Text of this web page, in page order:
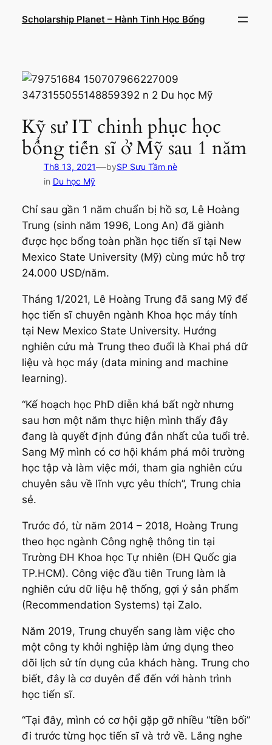
dung
Scholarship Planet – Hành Tinh Học Bổng
Kỹ sư IT chinh phục học
bổng tiến sĩ ở Mỹ sau 1 năm
Th8 13, 2021—bySP Sưu Tầm nè
in Du học Mỹ
Chỉ sau gần 1 năm chuẩn bị hồ sơ, Lê Hoàng
Trung (sinh năm 1996, Long An) đã giành
được học bổng toàn phần học tiến sĩ tại New
Mexico State University (Mỹ) cùng mức hỗ trợ
24.000 USD/năm.
Tháng 1/2021, Lê Hoàng Trung đã sang Mỹ để
học tiến sĩ chuyên ngành Khoa học máy tính
tại New Mexico State University. Hướng
nghiên cứu mà Trung theo đuổi là Khai phá dữ
liệu và học máy (data mining and machine
learning).
“Kế hoạch học PhD diễn khá bất ngờ nhưng
sau hơn một năm thực hiện mình thấy đây
đang là quyết định đúng đắn nhất của tuổi trẻ.
Sang Mỹ mình có cơ hội khám phá môi trường
học tập và làm việc mới, tham gia nghiên cứu
chuyên sâu về lĩnh vực yêu thích”, Trung chia
sẻ.
Trước đó, từ năm 2014 – 2018, Hoàng Trung
theo học ngành Công nghệ thông tin tại
Trường ĐH Khoa học Tự nhiên (ĐH Quốc gia
TP.HCM). Công việc đầu tiên Trung làm là
nghiên cứu dữ liệu hệ thống, gợi ý sản phẩm
(Recommendation Systems) tại Zalo.
Năm 2019, Trung chuyển sang làm việc cho
một công ty khởi nghiệp làm ứng dụng theo
dõi lịch sử tín dụng của khách hàng. Trung cho
biết, đây là cơ duyên để đến với hành trình
học tiến sĩ.
“Tại đây, mình có cơ hội gặp gỡ nhiều “tiền bối”
đi trước từng học tiến sĩ và trở về. Lắng nghe